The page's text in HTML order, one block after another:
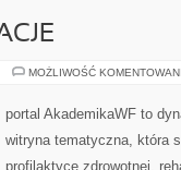
MOŻLIWOŚĆ
portal AkademikaWF to
witryna tematyczna, która
profilaktyce zdrowotnej,